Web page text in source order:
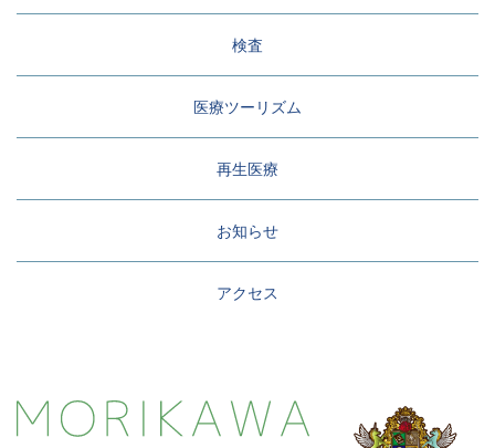
検査
医療ツーリズム
再生医療
お知らせ
アクセス